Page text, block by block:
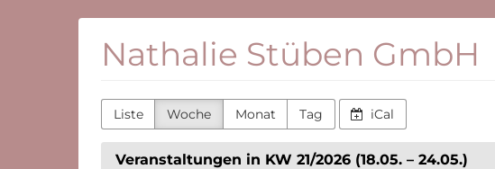
Nathalie Stüben GmbH
Liste Woche Monat Tag iCal
Veranstaltungen in KW 21/2026 (18.05. – 24.05.)